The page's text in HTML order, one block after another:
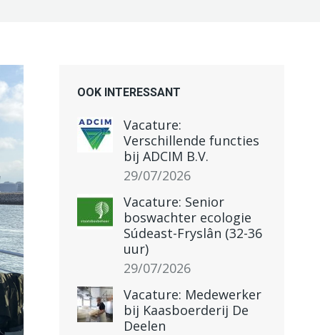
OOK INTERESSANT
Vacature:
Verschillende functies
bij ADCIM B.V.
29/07/2026
Vacature: Senior
boswachter ecologie
Súdeast-Fryslân (32-36
uur)
29/07/2026
Vacature: Medewerker
bij Kaasboerderij De
Deelen